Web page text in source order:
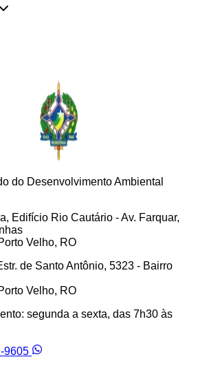
do Desenvolvimento Ambiental
Edifício Rio Cautário - Av. Farquar,
Velho, RO
de Santo Antônio, 5323 - Bairro
Velho, RO
segunda a sexta, das 7h30 às
9605